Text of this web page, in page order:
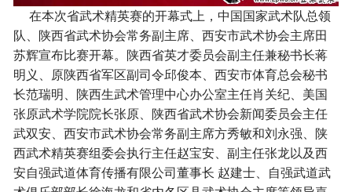
在本次省武术精英赛的开幕式上，中国国家武术队总领
队、陕西省武术协会常务副主席、西安市武术协会主席田
苏辉宣布比赛开幕。陕西省英才委员会副主任兼秘书长蒋
明义、原陕西省军区副司令邱俊本、西安市体育总会秘书
长范瑞明、陕西生武术管理中心办公室主任肖关纪、美国
张原武术学院院长张原、陕西省武术协会新闻委员会主任
武双安、西安市武术协会常务副主席方秀敏和刘永强、陕
西武术精英赛组委会执行主任赵宝安、副主任张龙以及西
安自强武道体育传播有限公司董事长 赵建士、自强武道武